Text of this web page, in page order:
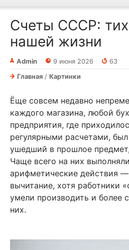
Счеты СССР:
нашей жизни
Admin 9 июня 2026
63
Главная / Картинки
Ёще совсем недавно
каждого магазина, любой
предприятия, где
регулярными расчетами,
ушедший в прошлое
Чаще всего на них
арифметические действия
вычитание, хотя работники
умели производить и более
них.